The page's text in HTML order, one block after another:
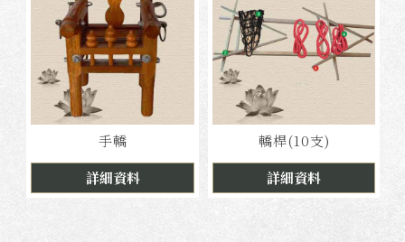
手轎
詳細資料
轎桿(10支)
詳細資料